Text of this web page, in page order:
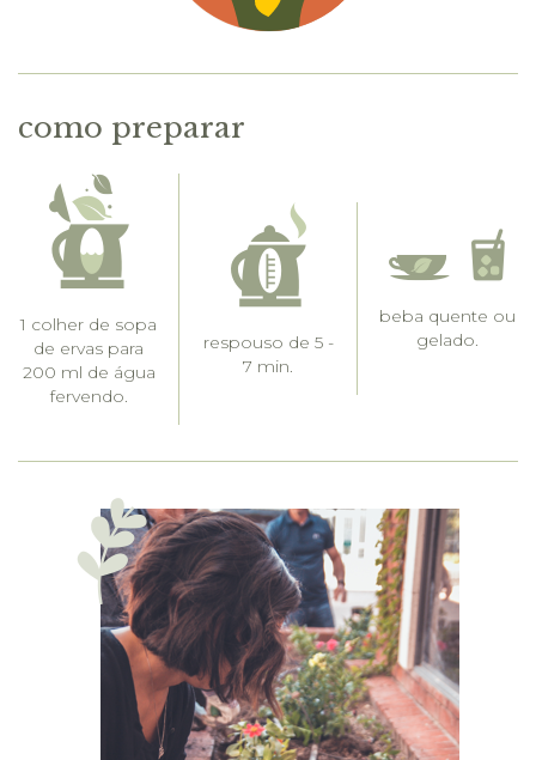
como preparar
1 colher de sopa
de ervas para
200 ml de água
fervendo.
respouso de 5 -
7 min.
beba quente ou
gelado.